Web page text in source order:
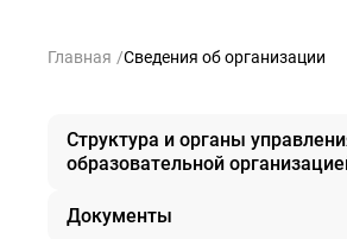
Главная Сведения об организации
Структура и органы
образовательной
Документы